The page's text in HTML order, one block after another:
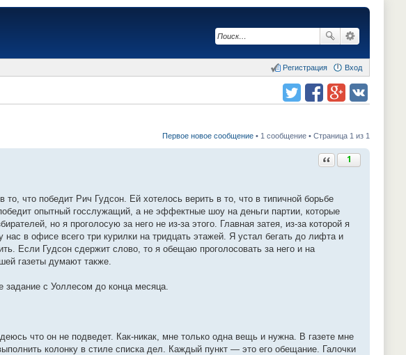
Вход
Регистрация
Первое новое сообщение • 1 сообщение • Страница 1 из 1
Ответить с цитатой
1
что победит Рич Гудсон. Ей хотелось верить в то, что в типичной борьбе
опытный госслужащий, а не эффектные шоу на деньги партии, которые
но я проголосую за него не из-за этого. Главная затея, из-за которой я
в офисе всего три курилки на тридцать этажей. Я устал бегать до лифта и
Если Гудсон сдержит слово, то я обещаю проголосовать за него и на
газеты думают также.
задание с Уоллесом до конца месяца.
что он не подведет. Как-никак, мне только одна вещь и нужна. В газете мне
колонку в стиле списка дел. Каждый пункт — это его обещание. Галочки